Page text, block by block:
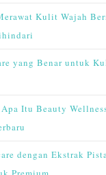
Kulit Wajah
yang Benar untuk
Itu Beauty
dengan Ekstrak